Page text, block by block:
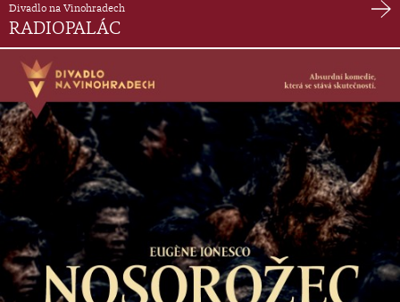
Divadlo na Vinohradech
RADIOPALÁC